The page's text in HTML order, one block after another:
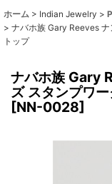
ホーム > Indian Jewelry >
> ナバホ族 Gary Reeves
トップ
ナバホ族 Gary
ズ スタンプワ
[NN-0028]